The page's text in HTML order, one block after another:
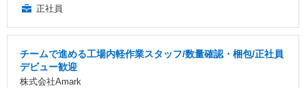
正社員
チームで進める工場内軽作業スタッフ/数量確認・梱包/正社員
デビュー歓迎
株式会社Amark